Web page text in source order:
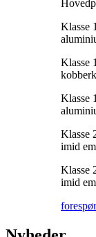
Klasse
Klasse
Klasse
Klasse
imid
Klasse
imid